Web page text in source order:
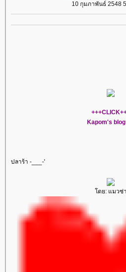
10 กุมภาพันธ์ 2548
Kapom's blog
ปลาร้า -___-'
ดย: แมวซ่า